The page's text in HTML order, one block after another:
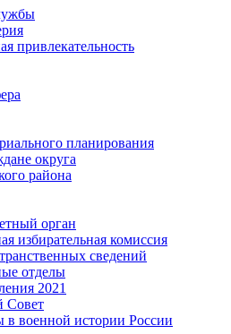
привлекательность
планирования
округа
района
орган
избирательная комиссия
сведений
отделы
2021
Совет
в военной истории России